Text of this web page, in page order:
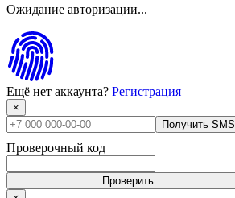
Ожидание авторизации...
Ещё нет аккаунта? Регистрация
×
Получить SMS
Проверочный код
Проверить